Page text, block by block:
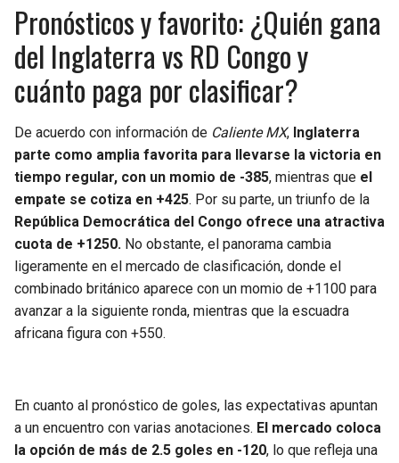
Pronósticos y favorito: ¿Quién gana
del Inglaterra vs RD Congo y
cuánto paga por clasificar?
De acuerdo con información de Caliente MX, Inglaterra
parte como amplia favorita para llevarse la victoria en
tiempo regular, con un momio de -385, mientras que el
empate se cotiza en +425. Por su parte, un triunfo de la
República Democrática del Congo ofrece una atractiva
cuota de +1250. No obstante, el panorama cambia
ligeramente en el mercado de clasificación, donde el
combinado británico aparece con un momio de +1100 para
avanzar a la siguiente ronda, mientras que la escuadra
africana figura con +550.
En cuanto al pronóstico de goles, las expectativas apuntan
a un encuentro con varias anotaciones. El mercado coloca
la opción de más de 2.5 goles en -120, lo que refleja una